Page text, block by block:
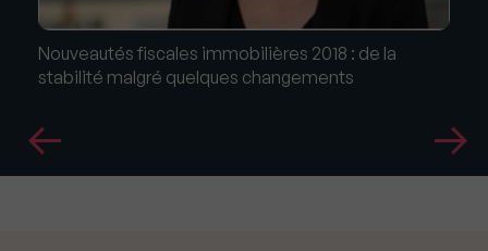
Nouveautés fiscales immobilières 2018 : de la
stabilité malgré quelques changements